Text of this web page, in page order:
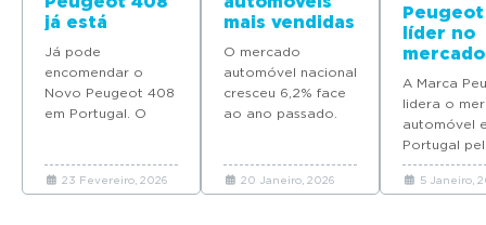
já está
disponível
para
encomenda
em Portugal
Já pode
encomendar o
Novo Peugeot 408
em Portugal. O
com preços a
partir de 37.065
23 Fevereiro, 2026
mais vendidas
em Portugal
em 2025
O mercado
automóvel nacional
cresceu 6,2% face
ao ano passado.
automóveis novos
venderam em
20 Janeiro, 2026
líder no
mercado
quatro
modelos
Top 10
vendas
2025
A Marca
lidera o
automóvel
Portugal
ano
coloca
5 Janeiro,